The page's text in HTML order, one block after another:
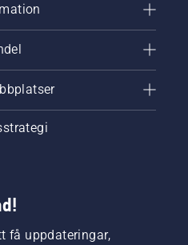
få uppdateringar,